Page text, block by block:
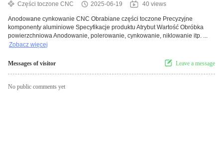
Części toczone CNC
2025-06-19 40 views
Anodowane cynkowanie CNC Obrabiane części toczone Precyzyjne
komponenty aluminiowe Specyfikacje produktu Atrybut Wartość Obróbka
powierzchniowa Anodowanie, polerowanie, cynkowanie, niklowanie itp. ...
Zobacz więcej
Messages of visitor Leave a message
No public comments yet